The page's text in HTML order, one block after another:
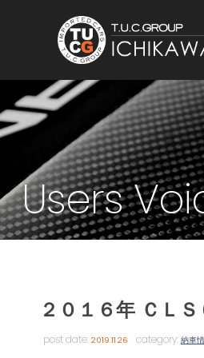
Users
２０１６年 ＣＬ
post date:2019.11.26 category:納車